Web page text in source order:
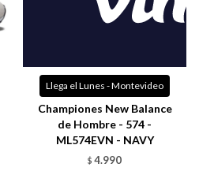
Llega el Lunes - Montevideo
Championes New Balance
de Hombre - 574 -
ML574EVN - NAVY
$ 4.990